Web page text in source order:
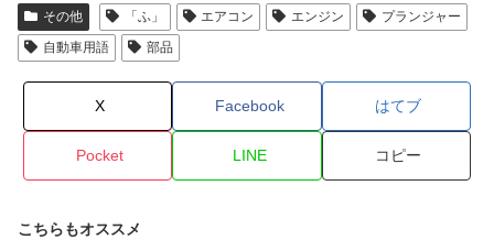
その他 「ふ」 エアコン エンジン
プランジャー
自動車用語
部品
X Facebook はてブ
Pocket LINE コピー
こちらもオススメ